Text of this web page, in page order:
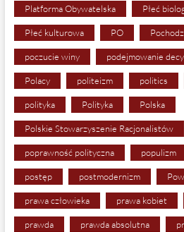
Platforma Obywatelska Płeć
Płeć kulturowa PO
poczucie winy podejmowanie
Polacy politeizm politics
polityka Polityka Polska
Polskie Stowarzyszenie Racjonalistów
poprawność polityczna populizm
postęp postmodernizm
prawa człowieka prawa kobiet
prawda prawda absolutna